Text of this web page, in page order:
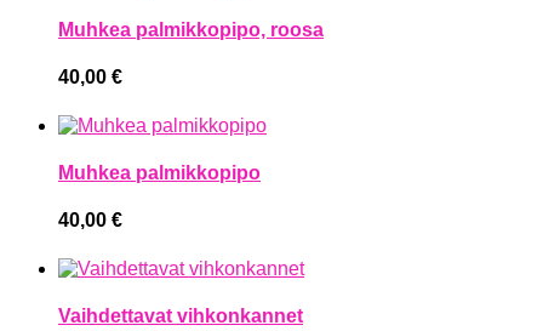
Muhkea palmikkopipo, roosa
40,00 €
Muhkea palmikkopipo
40,00 €
Vaihdettavat vihkonkannet